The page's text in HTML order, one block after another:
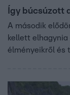
Így búcsúzott
A második
kellett
élményeikről és